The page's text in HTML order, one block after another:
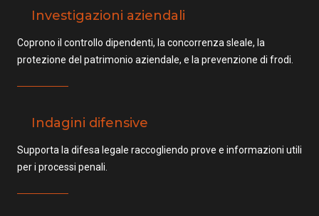
Investigazioni aziendali
Coprono il controllo dipendenti, la concorrenza sleale, la
protezione del patrimonio aziendale, e la prevenzione di frodi.
Indagini difensive
Supporta la difesa legale raccogliendo prove e informazioni utili
per i processi penali.